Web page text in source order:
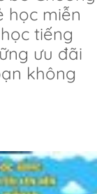
học miễn
tiếng
ưu đãi
không